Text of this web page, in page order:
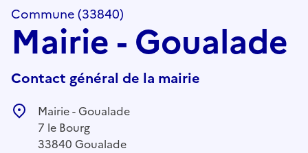
Commune (33840)
Mairie - Goualade
Contact général de la mairie
Mairie - Goualade
7 le Bourg
33840 Goualade